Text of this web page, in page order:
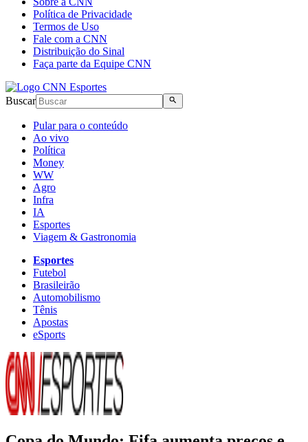
Política de Privacidade
Termos de Uso
Fale com a CNN
Distribuição do Sinal
Faça parte da Equipe CNN
Buscar
Pular para o conteúdo
Ao vivo
Política
Money
WW
Agro
Infra
IA
Esportes
Viagem & Gastronomia
Esportes
Futebol
Brasileirão
Automobilismo
Tênis
Apostas
eSports